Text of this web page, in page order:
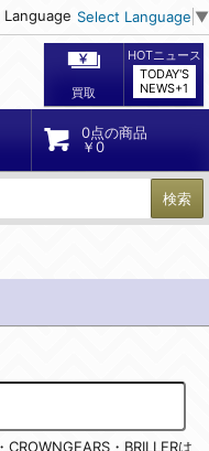
Language Select Language ▼
買取
HOTニュース
TODAY'S
NEWS+1
0点の商品
￥0
検索
・BRILLERは